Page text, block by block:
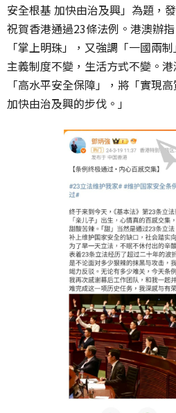
安全根基 加快由治及興」為題，
祝賀香港通過23條法例。港澳辦
「掌上明珠」，又強調「一國兩
主義制度不變，生活方式不變。
「高水平安全保障」，將「實現
加快由治及興的步伐。」